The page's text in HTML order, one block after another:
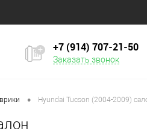
+7 (914) 707‒21‒50
Заказать звонок
• Hyundai Tucson (2004-2009)